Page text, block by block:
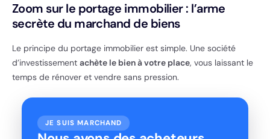
Zoom sur le portage immobilier : l’arme
secrète du marchand de biens
Le principe du portage immobilier est simple. Une société
d’investissement achète le bien à votre place, vous laissant le
temps de rénover et vendre sans pression.
JE SUIS MARCHAND